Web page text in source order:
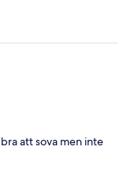
att sova men inte